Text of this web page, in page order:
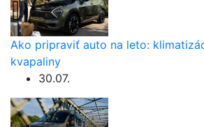
Ako pripraviť auto na leto:
kvapaliny
30.07.